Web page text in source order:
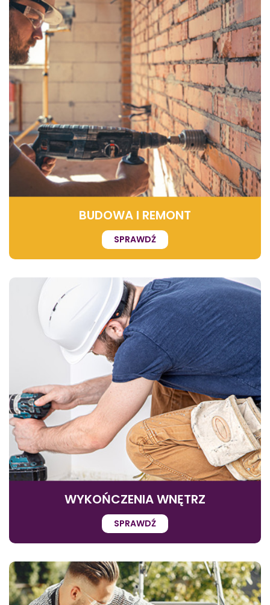
BUDOWA I REMONT
SPRAWDŹ
WYKOŃCZENIA WNĘTRZ
SPRAWDŹ